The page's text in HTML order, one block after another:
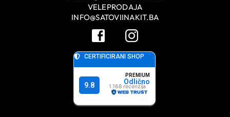
VELEPRODAJA
INFO@SATOVIINAKIT.BA